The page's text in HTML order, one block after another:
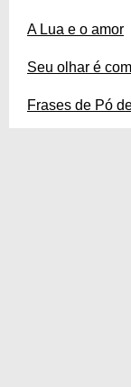
A Lua e o amor
Seu olhar é
Frases de Pó